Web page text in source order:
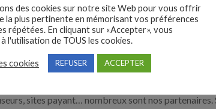
par exemple un mécanicien, un chef d’atelier
sur le bouton ci-dessous.
Nos solutions entreprises
sites payant… nombreux sont nos partenaires.
des cookies sur notre site Web pour vous offrir
la plus pertinente en mémorisant vos préférences
répétées. En cliquant sur «Accepter», vous
l'utilisation de TOUS les cookies.
cookies REFUSER ACCEPTER